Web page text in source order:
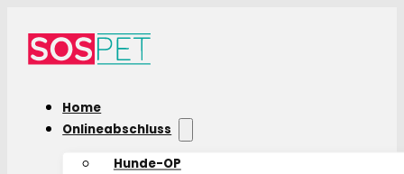
Home
Onlineabschluss
Hunde-OP